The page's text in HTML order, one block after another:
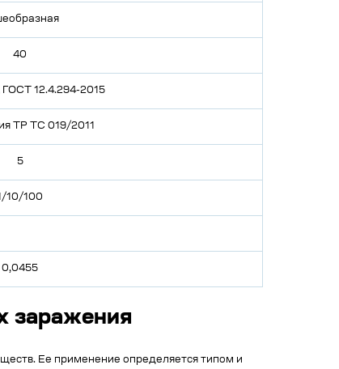
40
ГОСТ 12.4.294-2015
ТР ТС 019/2011
5
10/100
0,0455
заражения
Ее применение определяется типом и